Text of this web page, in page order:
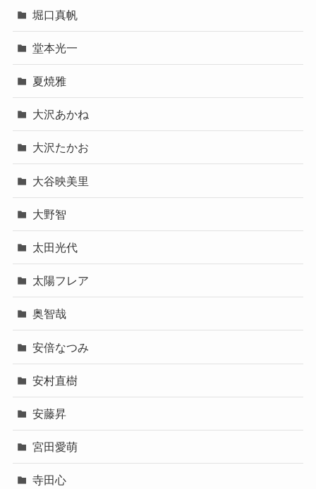
堀口真帆
堂本光一
夏焼雅
大沢あかね
大沢たかお
大谷映美里
大野智
太田光代
太陽フレア
奥智哉
安倍なつみ
安村直樹
安藤昇
宮田愛萌
寺田心